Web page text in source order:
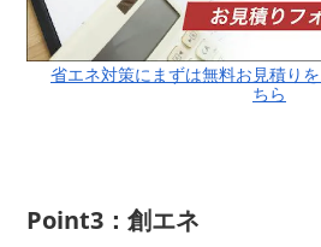
省エネ対策にまずは無料お見積り
ちら
Point3：創エネ